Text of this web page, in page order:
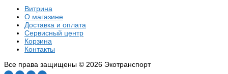
Витрина
О магазине
Доставка и оплата
Сервисный центр
Корзина
Контакты
Все права защищены © 2026 Экотранспорт